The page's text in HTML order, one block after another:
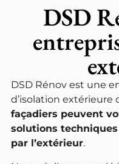
DSD
DSD Rénov est une
d’isolation extérieure
façadiers peuvent
solutions
par l’extérieur.